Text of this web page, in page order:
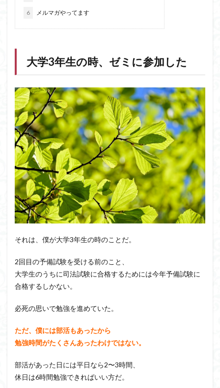
6 メルマガやってます
大学3年生の時、ゼミに参加した
それは、僕が大学3年生の時のことだ。
2回目の予備試験を受ける前のこと、
大学生のうちに司法試験に合格するためには今年予備試験に
合格するしかない。
必死の思いで勉強を進めていた。
ただ、僕には部活もあったから
勉強時間がたくさんあったわけではない。
部活があった日には平日なら2〜3時間、
休日は6時間勉強できればいい方だ。